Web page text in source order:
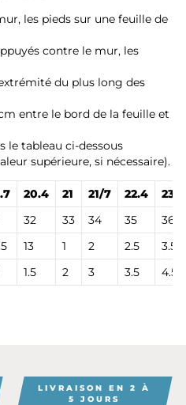
les pieds sur une feuille de
contre le mur, les
du plus long des
entre le bord de la feuille et
le tableau ci-dessous
supérieure, si nécessaire).
20.4 21 21/7 22.4 23
32 33 34 35 36
13 1 2 2.5 3.5
1.5 2 3 3.5 4.5
LIVRAISON EN 2 À
5 JOURS